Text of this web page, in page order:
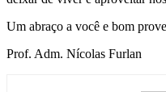
Um abraço a você e bom
Prof. Adm. Nícolas Furlan